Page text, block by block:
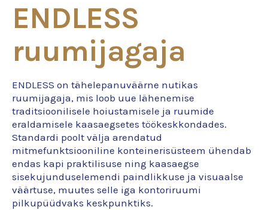
ENDLESS
ruumijagaja
ENDLESS on tähelepanuväärne nutikas
ruumijagaja, mis loob uue lähenemise
traditsioonilisele hoiustamisele ja ruumide
eraldamisele kaasaegsetes töökeskkondades.
Standardi poolt välja arendatud
mitmefunktsiooniline konteinerisüsteem ühendab
endas kapi praktilisuse ning kaasaegse
sisekujunduselemendi paindlikkuse ja visuaalse
väärtuse, muutes selle iga kontoriruumi
pilkupüüdvaks keskpunktiks.